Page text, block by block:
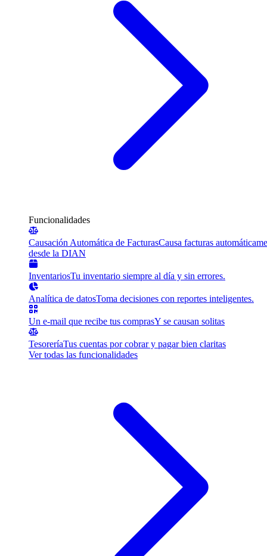
Funcionalidades
Causación Automática de FacturasCausa facturas
desde la DIAN
InventariosTu inventario siempre al día y sin errores.
Analítica de datosToma decisiones con reportes inteligentes.
Un e-mail que recibe tus comprasY se causan solitas
TesoreríaTus cuentas por cobrar y pagar bien claritas
Ver todas las funcionalidades